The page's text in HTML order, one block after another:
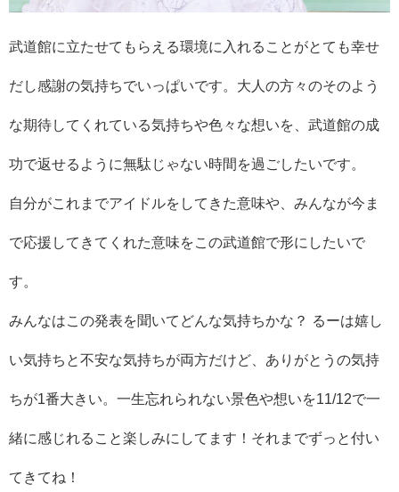
武道館に立たせてもらえる環境に入れることがとても幸せ
だし感謝の気持ちでいっぱいです。大人の方々のそのよう
な期待してくれている気持ちや色々な想いを、武道館の成
功で返せるように無駄じゃない時間を過ごしたいです。
自分がこれまでアイドルをしてきた意味や、みんなが今ま
で応援してきてくれた意味をこの武道館で形にしたいで
す。
みんなはこの発表を聞いてどんな気持ちかな？ るーは嬉し
い気持ちと不安な気持ちが両方だけど、ありがとうの気持
ちが1番大きい。一生忘れられない景色や想いを11/12で一
緒に感じれること楽しみにしてます！それまでずっと付い
てきてね！